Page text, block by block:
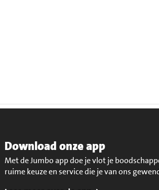
Download onze app
Met de Jumbo app doe je vlot je
ruime keuze en service die je van ons